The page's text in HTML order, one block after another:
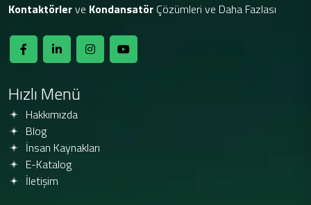
Kontaktörlerve Kondansatör Çözümleri ve Daha Fazlası
Hızlı Menü
Hakkımızda
Blog
İnsan Kaynakları
E-Katalog
İletişim